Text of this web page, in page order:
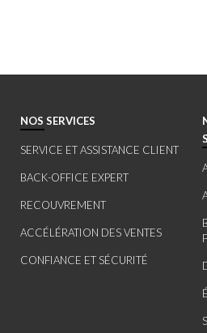
NOS SERVICES
SERVICE ET ASSISTANCE CLIENT
BACK-OFFICE EXPERT
RECOUVREMENT
ACCÉLÉRATION DES VENTES
CONFIANCE ET SÉCURITÉ